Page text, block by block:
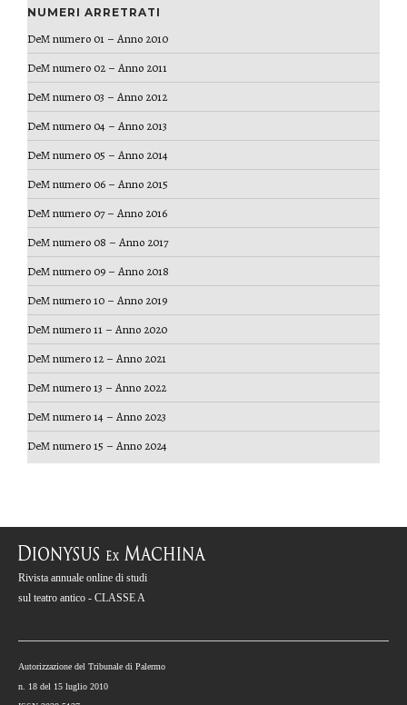
NUMERI ARRETRATI
DeM numero 01 – Anno 2010
DeM numero 02 – Anno 2011
DeM numero 03 – Anno 2012
DeM numero 04 – Anno 2013
DeM numero 05 – Anno 2014
DeM numero 06 – Anno 2015
DeM numero 07 – Anno 2016
DeM numero 08 – Anno 2017
DeM numero 09 – Anno 2018
DeM numero 10 – Anno 2019
DeM numero 11 – Anno 2020
DeM numero 12 – Anno 2021
DeM numero 13 – Anno 2022
DeM numero 14 – Anno 2023
DeM numero 15 – Anno 2024
Rivista annuale online di studi
sul teatro antico - CLASSE A
Autorizzazione del Tribunale di Palermo
n. 18 del 15 luglio 2010